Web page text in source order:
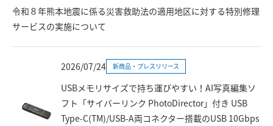
令和８年熊本地震に係る災害救助法の適用地区に対する特別修理
サービスの実施について
2026/07/24 新商品・プレスリリース
USBメモリサイズで持ち運びやすい！AI写真編集ソ
フト「サイバーリンク PhotoDirector」付き USB
Type-C(TM)/USB-A両コネクター搭載のUSB 10Gbps